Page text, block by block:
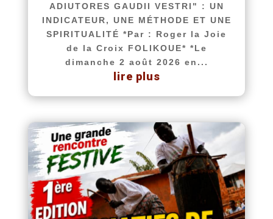
ADIUTORES GAUDII VESTRI" : UN
INDICATEUR, UNE MÉTHODE ET UNE
SPIRITUALITÉ *Par : Roger la Joie
de la Croix FOLIKOUE* *Le
dimanche 2 août 2026 en...
lire plus